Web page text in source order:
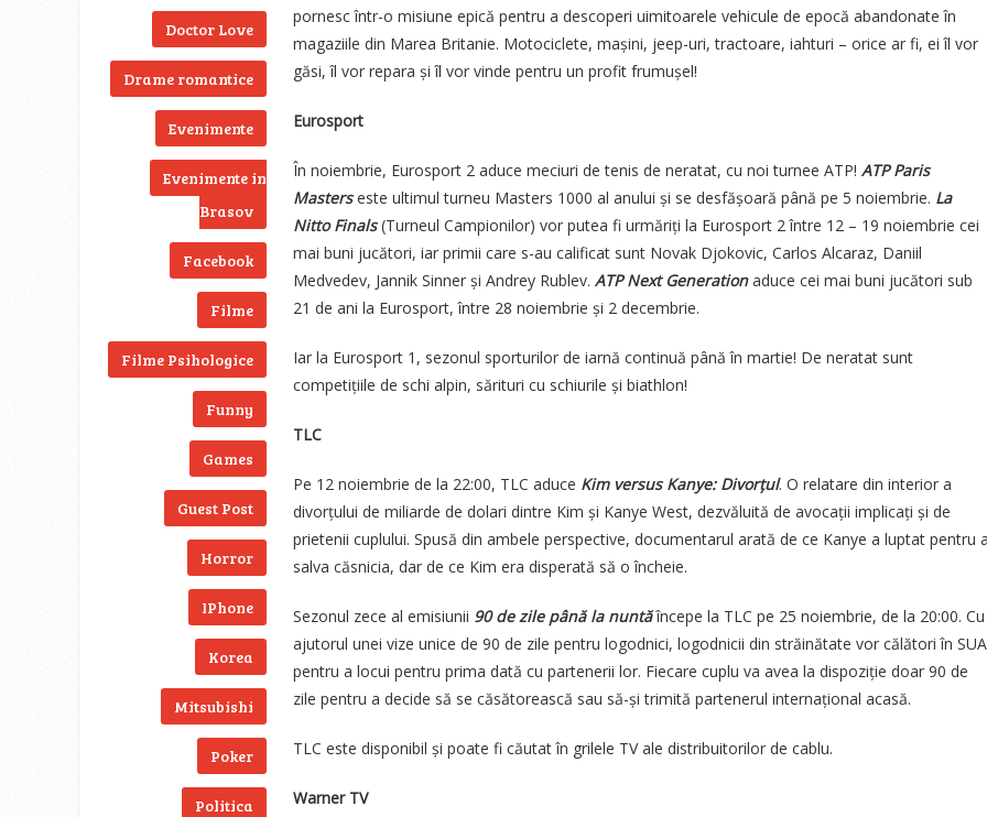
Doctor Love
Drame romantice
Evenimente
Evenimente in
Brasov
Facebook
Filme
Filme Psihologice
Funny
Games
Guest Post
Horror
IPhone
Korea
Mitsubishi
Poker
Politica
pornesc într-o misiune epică pentru a descoperi uimitoarele vehicule de epocă abandonate în
magaziile din Marea Britanie. Motociclete, mașini, jeep-uri, tractoare, iahturi – orice ar fi, ei îl vor
găsi, îl vor repara și îl vor vinde pentru un profit frumușel!
Eurosport
În noiembrie, Eurosport 2 aduce meciuri de tenis de neratat, cu noi turnee ATP! ATP Paris
Masterseste ultimul turneu Masters 1000 al anului și se desfășoară până pe 5 noiembrie. La
Nitto Finals(Turneul Campionilor) vor putea fi urmăriți la Eurosport 2 între 12 – 19 noiembrie cei
mai buni jucători, iar primii care s-au calificat sunt Novak Djokovic, Carlos Alcaraz, Daniil
Medvedev, Jannik Sinner și Andrey Rublev. ATP Next Generationaduce cei mai buni jucători sub
21 de ani la Eurosport, între 28 noiembrie și 2 decembrie.
Iar la Eurosport 1, sezonul sporturilor de iarnă continuă până în martie! De neratat sunt
competițiile de schi alpin, sărituri cu schiurile și biathlon!
TLC
Pe 12 noiembrie de la 22:00, TLC aduce Kim versus Kanye: Divorțul. O relatare din interior a
divorțului de miliarde de dolari dintre Kim și Kanye West, dezvăluită de avocații implicați și de
prietenii cuplului. Spusă din ambele perspective, documentarul arată de ce Kanye a luptat pentru
salva căsnicia, dar de ce Kim era disperată să o încheie.
Sezonul zece al emisiunii 90 de zile până la nuntăîncepe la TLC pe 25 noiembrie, de la 20:00. Cu
ajutorul unei vize unice de 90 de zile pentru logodnici, logodnicii din străinătate vor călători în SUA
pentru a locui pentru prima dată cu partenerii lor. Fiecare cuplu va avea la dispoziție doar 90 de
zile pentru a decide să se căsătorească sau să-și trimită partenerul internațional acasă.
TLC este disponibil și poate fi căutat în grilele TV ale distribuitorilor de cablu.
Warner TV